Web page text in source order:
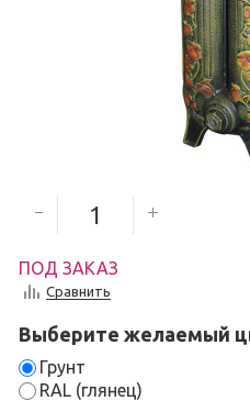
ПОД ЗАКАЗ
Сравнить
Выберите желаемый
Грунт
RAL (глянец)